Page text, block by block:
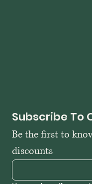
Subscribe To
Be the first to
discounts